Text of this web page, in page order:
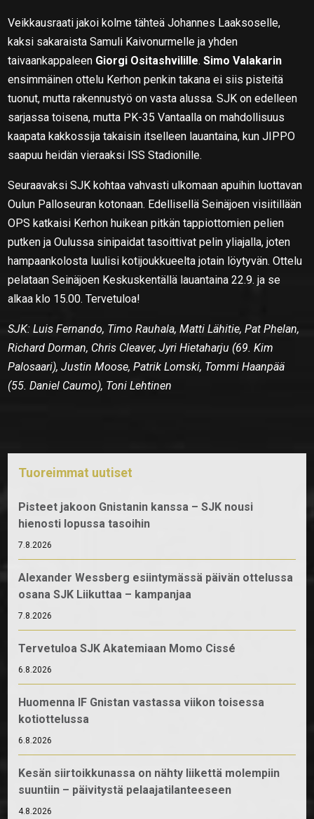
Veikkausraati jakoi kolme tähteä Johannes Laaksoselle,
kaksi sakaraista Samuli Kaivonurmelle ja yhden
taivaankappaleen Giorgi Ositashvilille.Simo Valakarin
ensimmäinen ottelu Kerhon penkin takana ei siis pisteitä
tuonut, mutta rakennustyö on vasta alussa. SJK on edelleen
sarjassa toisena, mutta PK-35 Vantaalla on mahdollisuus
kaapata kakkossija takaisin itselleen lauantaina, kun JIPPO
saapuu heidän vieraaksi ISS Stadionille.
Seuraavaksi SJK kohtaa vahvasti ulkomaan apuihin luottavan
Oulun Palloseuran kotonaan. Edellisellä Seinäjoen visiitillään
OPS katkaisi Kerhon huikean pitkän tappiottomien pelien
putken ja Oulussa sinipaidat tasoittivat pelin yliajalla, joten
hampaankolosta luulisi kotijoukkueelta jotain löytyvän. Ottelu
pelataan Seinäjoen Keskuskentällä lauantaina 22.9. ja se
alkaa klo 15.00. Tervetuloa!
SJK: Luis Fernando, Timo Rauhala, Matti Lähitie, Pat Phelan,
Richard Dorman, Chris Cleaver, Jyri Hietaharju (69. Kim
Palosaari), Justin Moose, Patrik Lomski, Tommi Haanpää
(55. Daniel Caumo), Toni Lehtinen
Tuoreimmat uutiset
Pisteet jakoon Gnistanin kanssa – SJK nousi
hienosti lopussa tasoihin
7.8.2026
Alexander Wessberg esiintymässä päivän ottelussa
osana SJK Liikuttaa – kampanjaa
7.8.2026
Tervetuloa SJK Akatemiaan Momo Cissé
6.8.2026
Huomenna IF Gnistan vastassa viikon toisessa
kotiottelussa
6.8.2026
Kesän siirtoikkunassa on nähty liikettä molempiin
suuntiin – päivitystä pelaajatilanteeseen
4.8.2026